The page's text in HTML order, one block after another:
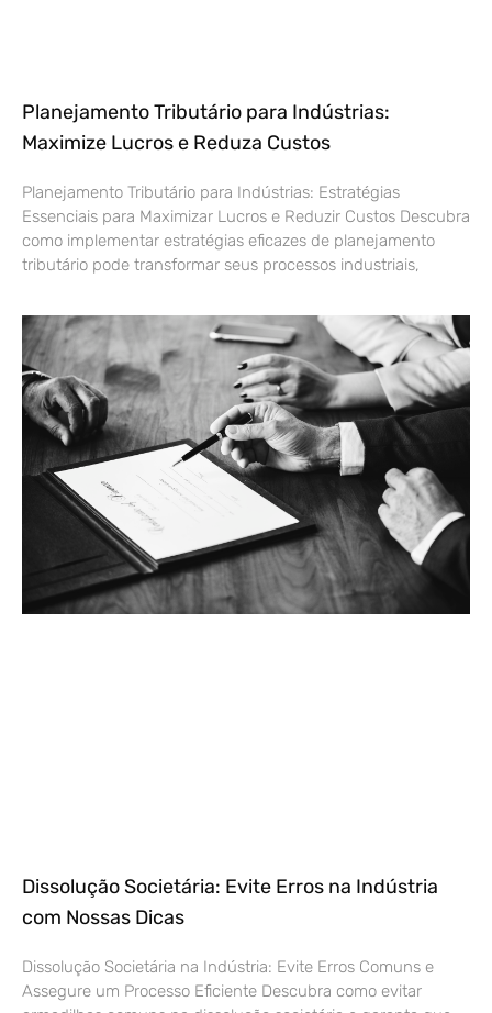
Planejamento Tributário para Indústrias:
Maximize Lucros e Reduza Custos
Planejamento Tributário para Indústrias: Estratégias
Essenciais para Maximizar Lucros e Reduzir Custos Descubra
como implementar estratégias eficazes de planejamento
tributário pode transformar seus processos industriais,
Dissolução Societária: Evite Erros na Indústria
com Nossas Dicas
Dissolução Societária na Indústria: Evite Erros Comuns e
Assegure um Processo Eficiente Descubra como evitar